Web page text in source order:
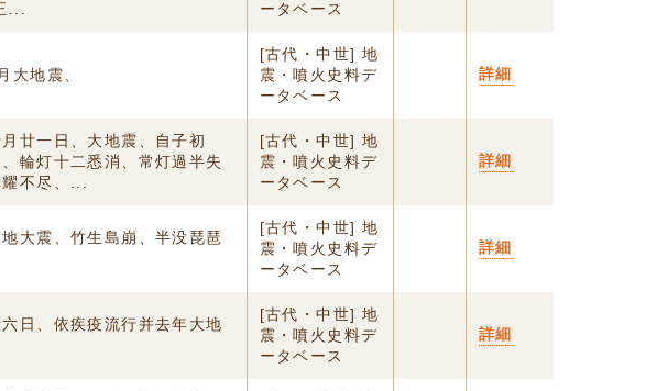
...
ータベース
大地震、
[古代・中世] 地
震・噴火史料デ
ータベース
詳細
廿一日、大地震、自子初
輪灯十二悉消、常灯過半失
不尽、...
[古代・中世] 地
震・噴火史料デ
ータベース
詳細
大震、竹生島崩、半没琵琶
[古代・中世] 地
震・噴火史料デ
ータベース
詳細
日、依疾疫流行并去年大地
[古代・中世] 地
震・噴火史料デ
ータベース
詳細